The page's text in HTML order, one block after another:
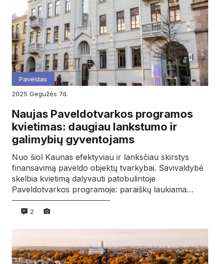
Paveldas
2025
gegužės 7d.
Naujas Paveldotvarkos programos
kvietimas: daugiau lankstumo ir
galimybių gyventojams
Nuo šiol Kaunas efektyviau ir lanksčiau skirstys
finansavimą paveldo objektų tvarkybai. Savivaldybė
skelbia kvietimą dalyvauti patobulintoje
Paveldotvarkos programoje: paraiškų laukiama…
2